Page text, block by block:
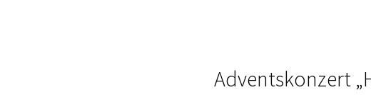
Adventskonzert